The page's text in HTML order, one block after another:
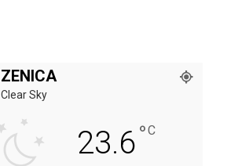
ZENICA
Clear Sky
23.6°C